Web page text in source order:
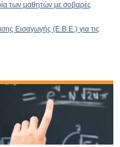
των μαθητών με σοβαρές
Εισαγωγής (Ε.Β.Ε.) για τις